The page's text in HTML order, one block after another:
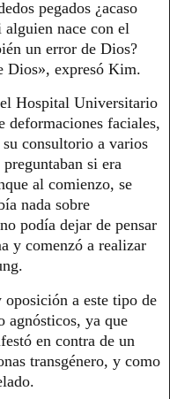
pegados ¿acaso
alguien nace con el
un error de Dios?
Dios», expresó Kim.
Hospital Universitario
deformaciones faciales,
consultorio a varios
si era
al comienzo, se
nada sobre
podía dejar de pensar
y comenzó a realizar
a este tipo de
agnósticos, ya que
en contra de un
transgénero, y como